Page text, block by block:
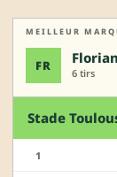
MEILLEUR
FR 6 tirs
Stade
1